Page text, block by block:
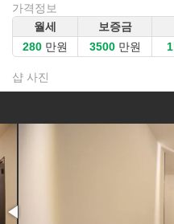
가격정보
월세
보증금
만원
만원
샵 사진